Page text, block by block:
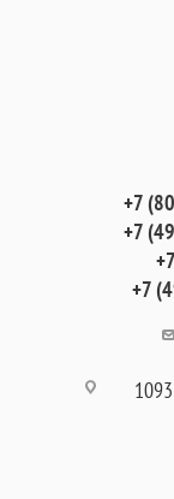
+7
+7
+7